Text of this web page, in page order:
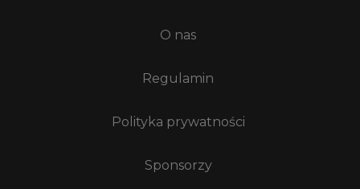
O nas
Regulamin
Polityka prywatności
Sponsorzy